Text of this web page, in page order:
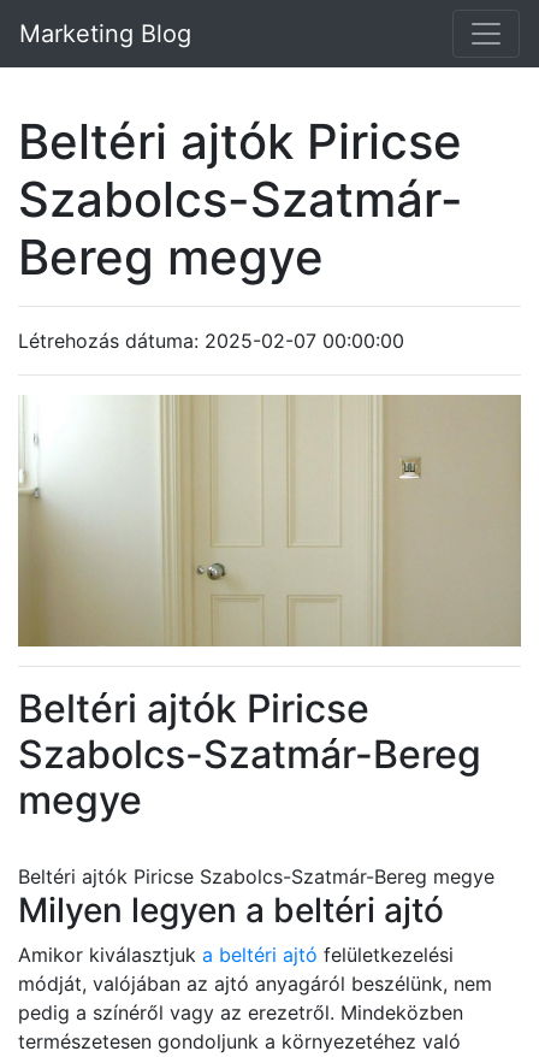
Marketing Blog
Beltéri ajtók Piricse
Szabolcs-Szatmár-
Bereg megye
Létrehozás dátuma: 2025-02-07 00:00:00
Beltéri ajtók Piricse
Szabolcs-Szatmár-Bereg
megye
Beltéri ajtók Piricse Szabolcs-Szatmár-Bereg megye
Milyen legyen a beltéri ajtó
Amikor kiválasztjuk a beltéri ajtó felületkezelési
módját, valójában az ajtó anyagáról beszélünk, nem
pedig a színéről vagy az erezetről. Mindeközben
természetesen gondoljunk a környezetéhez való